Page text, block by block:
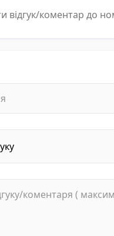
відгук/коментар до